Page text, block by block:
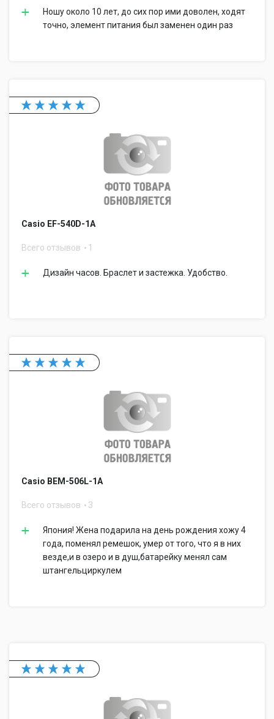
Ношу около 10 лет, до сих пор ими доволен, ходят
точно, элемент питания был заменен один раз
Casio EF-540D-1A
Всего отзывов 1
Дизайн часов. Браслет и застежка. Удобство.
Casio BEM-506L-1A
Всего отзывов 3
Япония! Жена подарила на день рождения хожу 4
года, поменял ремешок, умер от того, что я в них
везде,и в озеро и в душ,батарейку менял сам
штангельциркулем